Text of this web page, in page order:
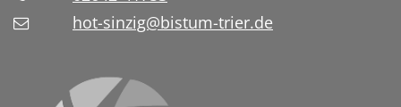
hot-sinzig@bistum-trier.de